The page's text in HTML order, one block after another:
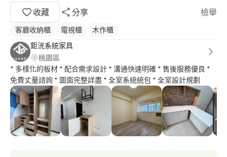
收藏
分享 檢舉
客廳收納櫃 電視櫃
木作櫃
鉅洸系統家具
桃園區
* 多樣化的板材 * 配合需求設計 * 溝通快速明確 * 售後服務優良 *
免費丈量諮詢 * 圖面完整詳盡 * 全室系統統包 * 全室設計規劃